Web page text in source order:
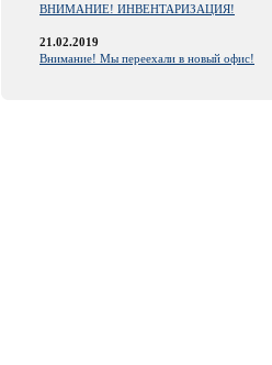
ВНИМАНИЕ! ИНВЕНТАРИЗАЦИЯ!
21.02.2019
Внимание! Мы переехали в новый офис!